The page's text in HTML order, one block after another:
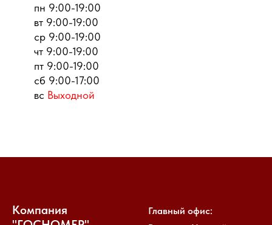
пн 9:00-19:00
вт 9:00-19:00
ср 9:00-19:00
чт 9:00-19:00
пт 9:00-19:00
сб 9:00-17:00
вс Выходной
Компания
Главный офис: